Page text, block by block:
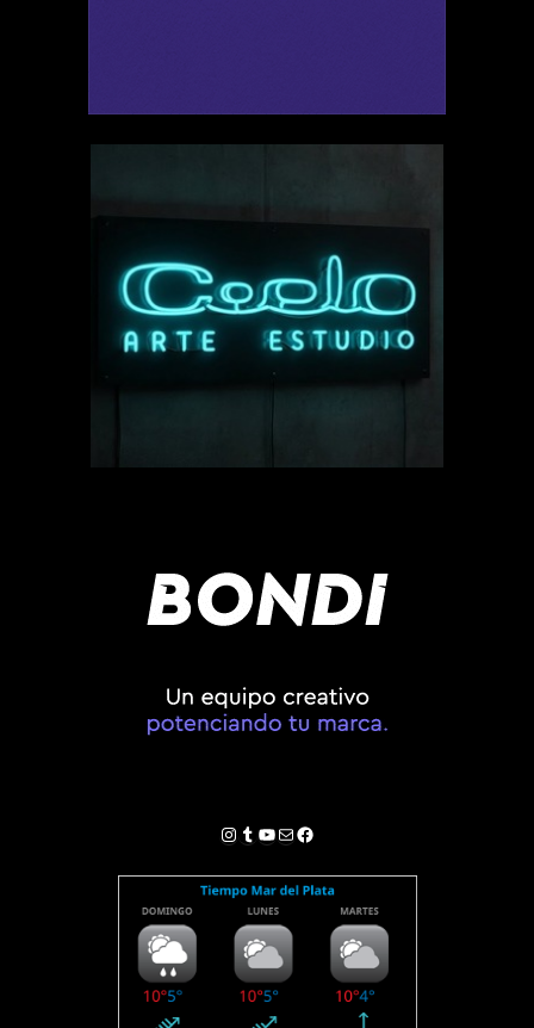
Instagram
Tumblr
YouTube
Correo electrónico
Facebook